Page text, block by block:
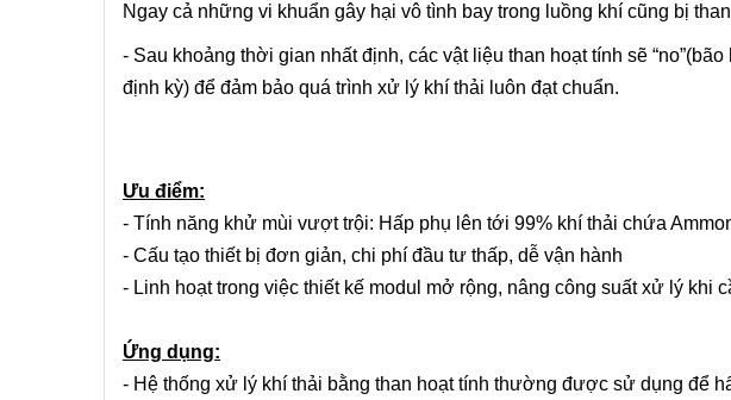
Ngay cả những vi khuẩn gây hại vô tình bay trong luồng khí cũng bị
- Sau khoảng thời gian nhất định, các vật liệu than hoạt tính sẽ
định kỳ) để đảm bảo quá trình xử lý khí thải luôn đạt chuẩn.
Ưu điểm:
- Tính năng khử mùi vượt trội: Hấp phụ lên tới 99% khí thải chứa
- Cấu tạo thiết bị đơn giản, chi phí đầu tư thấp, dễ vận hành
- Linh hoạt trong việc thiết kế modul mở rộng, nâng công suất xử lý khi
Ứng dụng:
- Hệ thống xử lý khí thải bằng than hoạt tính thường được sử dụng để